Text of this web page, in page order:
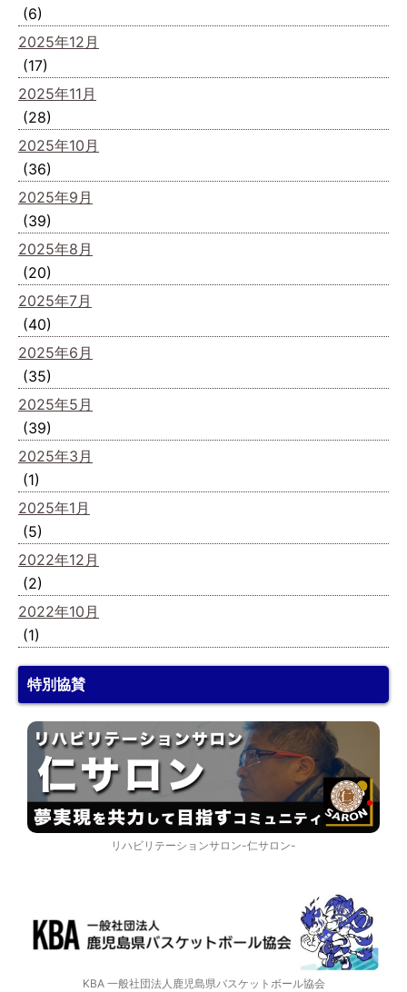
(6)
2025年12月
(17)
2025年11月
(28)
2025年10月
(36)
2025年9月
(39)
2025年8月
(20)
2025年7月
(40)
2025年6月
(35)
2025年5月
(39)
2025年3月
(1)
2025年1月
(5)
2022年12月
(2)
2022年10月
(1)
特別協賛
リハビリテーションサロン-仁サロン-
KBA 一般社団法人鹿児島県バスケットボール協会